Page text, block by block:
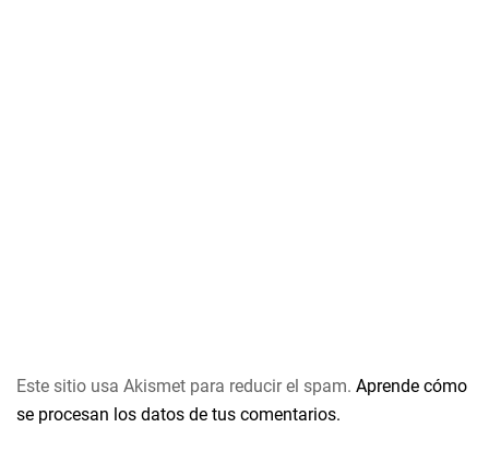
Este sitio usa Akismet para reducir el spam. Aprende cómo
se procesan los datos de tus comentarios.